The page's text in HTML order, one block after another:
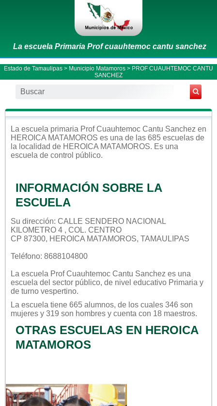
La escuela Primaria Prof cuauhtemoc cantu sanchez
Estado de Tamaulipas > Municipio Matamoros > PROF CUAUHTEMOC CANTU
SANCHEZ
La escuela primaria Prof Cuauhtemoc Cantu Sanchez en
HEROICA MATAMOROS es una de las 685 escuelas de
la localidad de HEROICA MATAMOROS. Es una
escuela de control público.
INFORMACIÓN SOBRE LA
ESCUELA
Su dirección: CALLE SENDERO NACIONAL
KILOMETRO 4 , COL. CENTRO
CP 87300, HEROICA MATAMOROS, TAMAULIPAS
Teléfono: 8688104800
La escuela Prof Cuauhtemoc Cantu Sanchez es una
escuela del sector público, de nivel educativo Primaria y
de turno vespertino.
La escuela tiene 665 alumnos, de los cuales 346 son
mujeres y 319 son hombres y cuenta con 18 maestros.
OTRAS ESCUELAS EN HEROICA
MATAMOROS